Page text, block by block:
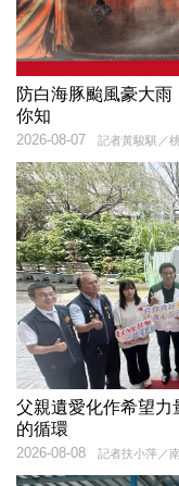
防白海豚颱風豪大
你知
記者黃駿騏／
2026-08-07
父親遺愛化作希望
的循環
記者扶小萍／
2026-08-08